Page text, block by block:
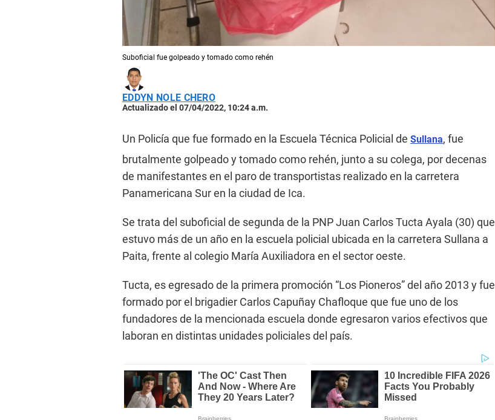
Suboficial fue golpeado y tomado como rehén
EDDYN NOLE CHERO
Actualizado el 07/04/2022, 10:24 a.m.
Un Policía que fue formado en la Escuela Técnica Policial de Sullana, fue
brutalmente golpeado y tomado como rehén, junto a su colega, por decenas
de manifestantes en el paro de transportistas realizado en la carretera
Panamericana Sur en la ciudad de Ica.
Se trata del suboficial de segunda de la PNP Juan Carlos Tucta Ayala (30) que
estuvo más de un año en la escuela policial ubicada en la carretera Sullana a
Paita, frente al colegio María Auxiliadora en el sector oeste.
Tucta, es egresado de la primera promoción “Los Pioneros” del año 2013 y fue
formado por el brigadier Carlos Capuñay Chafloque que fue uno de los
fundadores de la mencionada escuela donde egresaron varios efectivos que
laboran en distintas unidades policiales del país.